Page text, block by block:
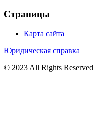
Страницы
Карта сайта
Юридическая справка
© 2023 All Rights Reserved